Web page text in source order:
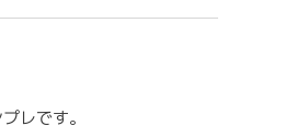
レです。